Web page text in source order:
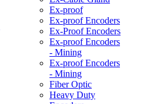
Ex-proof
Ex-proof Encoders
Ex-Proof Encoders
Ex-proof Encoders
- Mining
Ex-proof Encoders
- Mining
Fiber Optic
Heavy Duty